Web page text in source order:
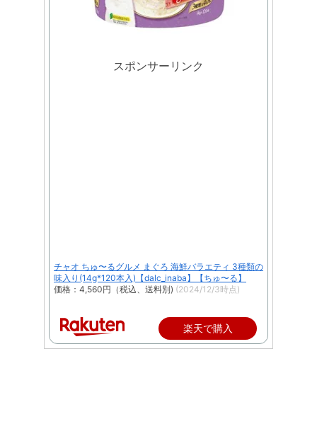
スポンサーリンク
チャオ ちゅ〜るグルメ まぐろ 海鮮バラエティ 3種類の
味入り(14g*120本入)【dalc_inaba】【ちゅ〜る】
価格：4,560円（税込、送料別) (2024/12/3時点)
楽天で購入